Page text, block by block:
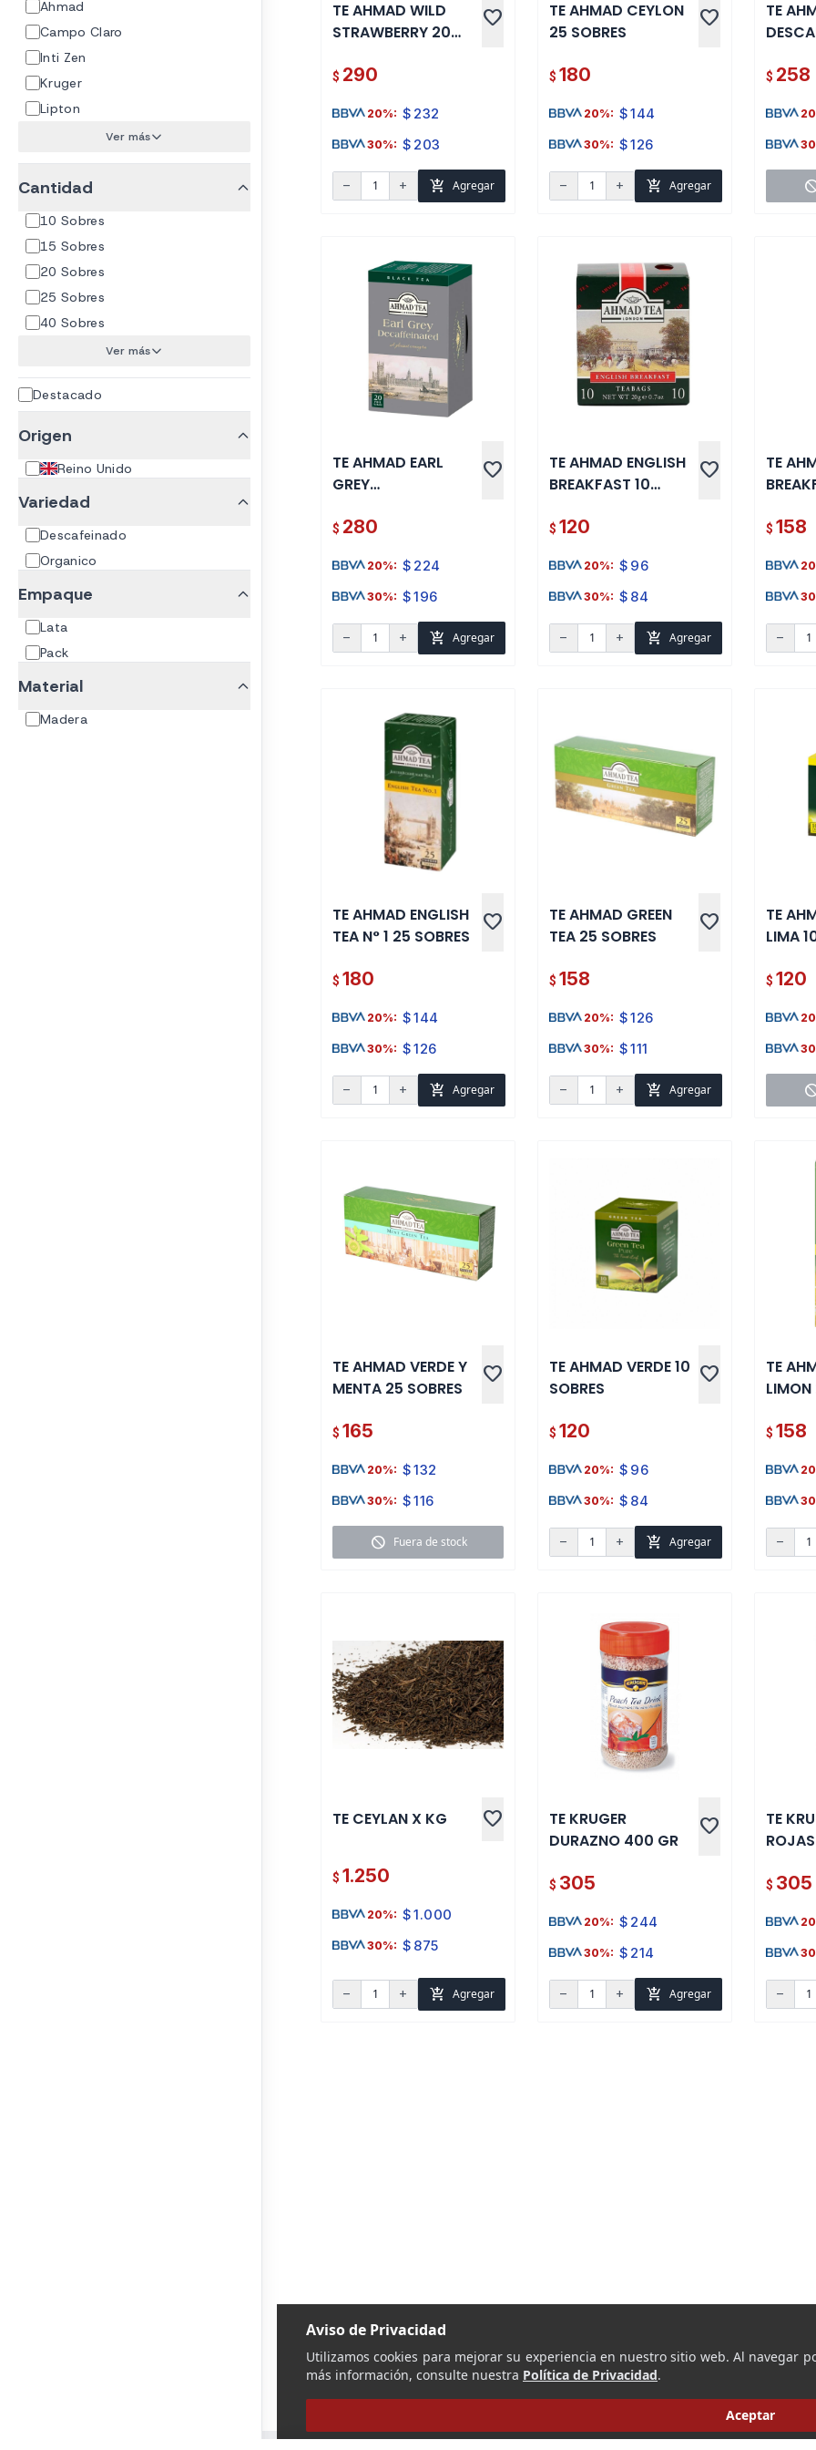
Ahmad
Campo Claro
Inti Zen
Kruger
Lipton
Ver más
Cantidad
10 Sobres
15 Sobres
20 Sobres
25 Sobres
40 Sobres
Ver más
Destacado
Origen
Reino Unido
Variedad
Descafeinado
Organico
Empaque
Lata
Pack
Material
Madera
TE AHMAD WILD
STRAWBERRY 20
favorite
$ 290
20%: $ 232
30%: $ 203
remove add add_shopping_cart Agregar
TE AHMAD CEYLON
25 SOBRES
favorite
$ 180
20%: $144
30%: $126
remove add add_shopping_cart Agregar
TE
$ 258
TE AHMAD EARL
GREY
SOBRES
favorite
$ 280
20%: $ 224
30%: $196
remove add add_shopping_cart Agregar
TE AHMAD ENGLISH
BREAKFAST 10
favorite
$ 120
20%: $ 96
30%: $ 84
remove add add_shopping_cart Agregar
TE
$ 158
remove
TE AHMAD ENGLISH
TEA N° 1 25 SOBRES
favorite
$ 180
20%: $144
30%: $126
remove add add_shopping_cart Agregar
TE AHMAD GREEN
TEA 25 SOBRES
favorite
$ 158
20%: $126
30%: $111
remove add add_shopping_cart Agregar
TE
LIMA
$ 120
TE AHMAD VERDE Y
MENTA 25 SOBRES
favorite
$ 165
20%: $132
30%: $116
block Fuera de stock
TE AHMAD VERDE 10
SOBRES
favorite
$ 120
20%: $ 96
30%: $ 84
remove add add_shopping_cart Agregar
TE
LIMON
$ 158
remove
TE CEYLAN X KG favorite
$ 1.250
20%: $1.000
30%: $ 875
remove add add_shopping_cart Agregar
TE KRUGER
DURAZNO 400 GR
favorite
$ 305
20%: $ 244
30%: $ 214
remove add add_shopping_cart Agregar
TE
$ 305
remove
Aviso de Privacidad
Utilizamos cookies para mejorar su experiencia en nuestro sitio web. Al navegar
más información, consulte nuestra Política de Privacidad.
Aceptar